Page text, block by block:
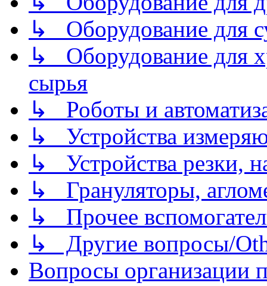
↳ Оборудование для
↳ Оборудование для
сырья
↳ Роботы и
↳ Устройства
↳ Устройства резки,
↳ Грануляторы,
↳ Прочее
↳ Другие вопросы/
Вопросы организации